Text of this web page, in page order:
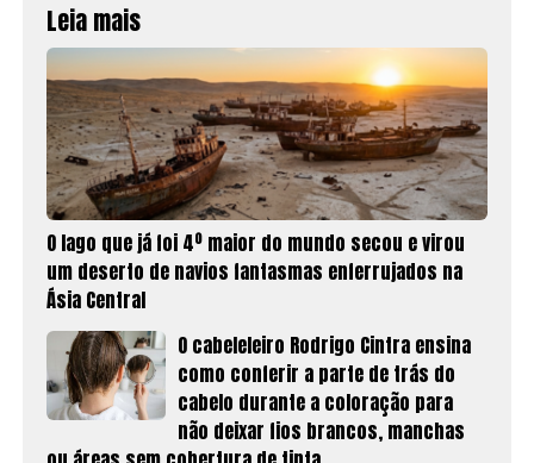
Leia mais
O lago que já foi 4º maior do mundo secou e virou
um deserto de navios fantasmas enferrujados na
Ásia Central
O cabeleleiro Rodrigo Cintra ensina
como conferir a parte de trás do
cabelo durante a coloração para
não deixar fios brancos, manchas